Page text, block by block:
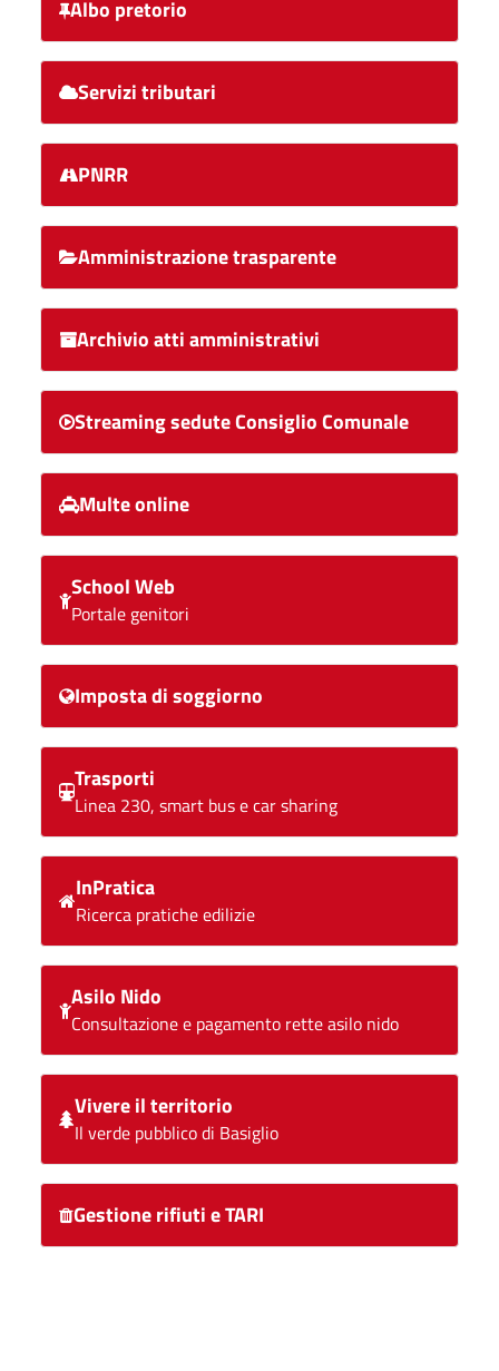
Albo pretorio
Servizi tributari
PNRR
Amministrazione trasparente
Archivio atti amministrativi
Streaming sedute Consiglio Comunale
Multe online
School Web
Portale genitori
Imposta di soggiorno
Trasporti
Linea 230, smart bus e car sharing
InPratica
Ricerca pratiche edilizie
Asilo Nido
Consultazione e pagamento rette asilo nido
Vivere il territorio
Il verde pubblico di Basiglio
Gestione rifiuti e TARI